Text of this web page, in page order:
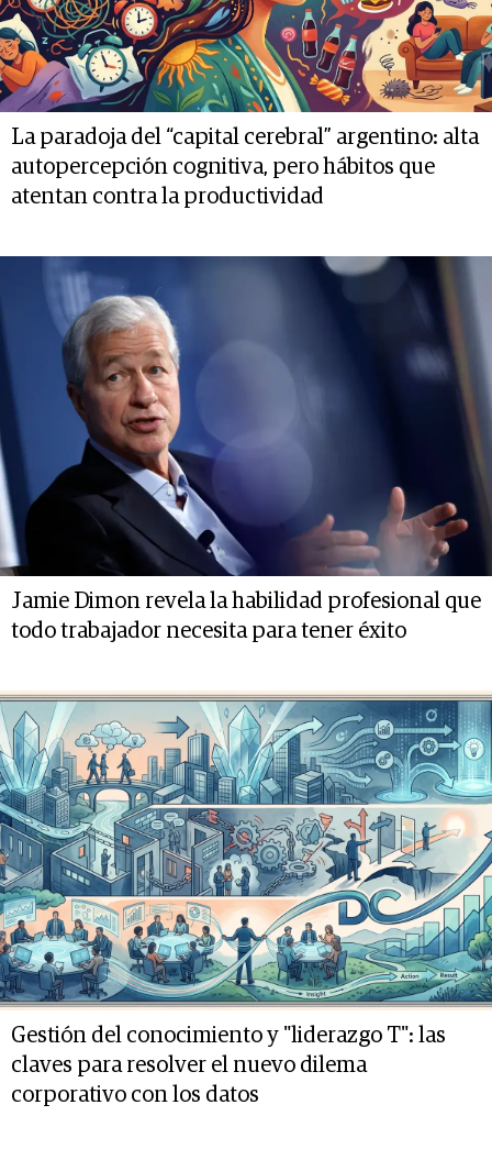
La paradoja del “capital cerebral” argentino: alta
autopercepción cognitiva, pero hábitos que
atentan contra la productividad
Jamie Dimon revela la habilidad profesional que
todo trabajador necesita para tener éxito
Gestión del conocimiento y "liderazgo T": las
claves para resolver el nuevo dilema
corporativo con los datos